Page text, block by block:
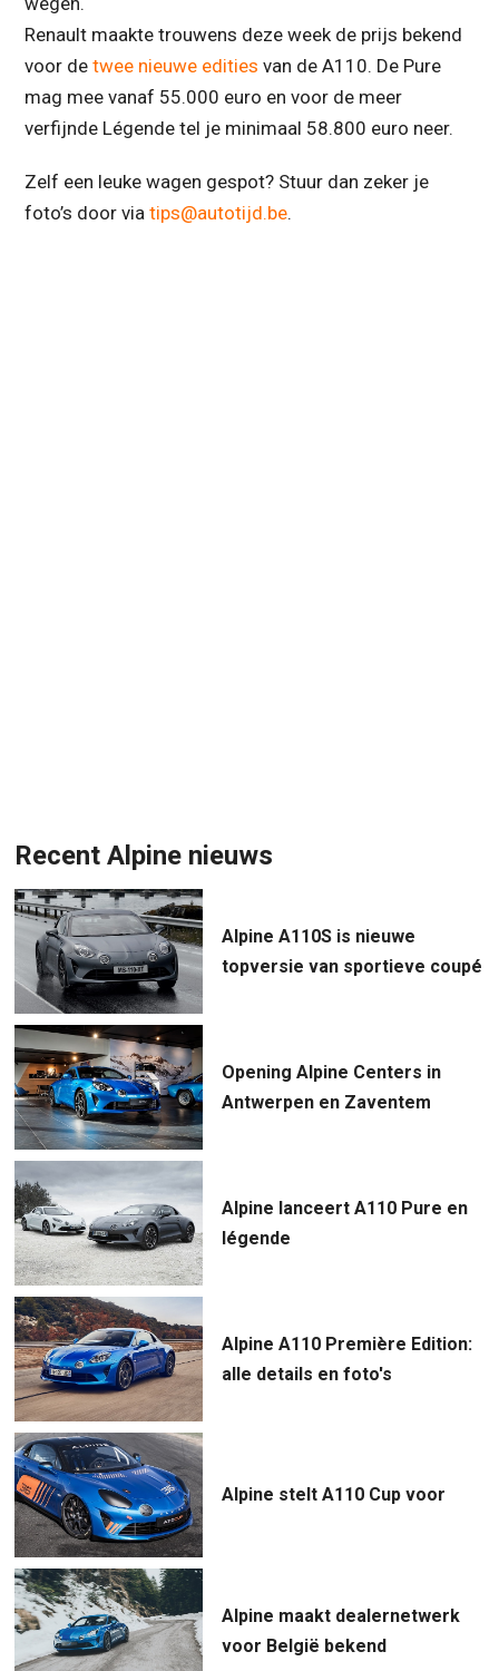
Renault maakte trouwens deze week de prijs bekend
voor de twee nieuwe edities van de A110. De Pure
mag mee vanaf 55.000 euro en voor de meer
verfijnde Légende tel je minimaal 58.800 euro neer.
Zelf een leuke wagen gespot? Stuur dan zeker je
foto’s door via tips@autotijd.be.
Recent Alpine nieuws
Alpine A110S is nieuwe
topversie van sportieve coupé
Opening Alpine Centers in
Antwerpen en Zaventem
Alpine lanceert A110 Pure en
légende
Alpine A110 Première Edition:
alle details en foto's
Alpine stelt A110 Cup voor
Alpine maakt dealernetwerk
voor België bekend